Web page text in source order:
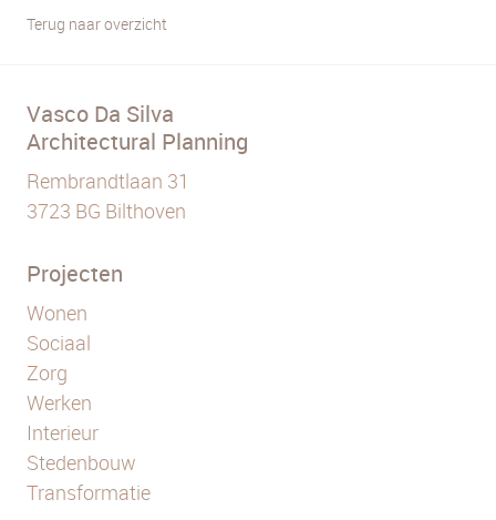
Terug naar overzicht
Vasco Da Silva
Architectural Planning
Rembrandtlaan 31
3723 BG Bilthoven
Projecten
Wonen
Sociaal
Zorg
Werken
Interieur
Stedenbouw
Transformatie